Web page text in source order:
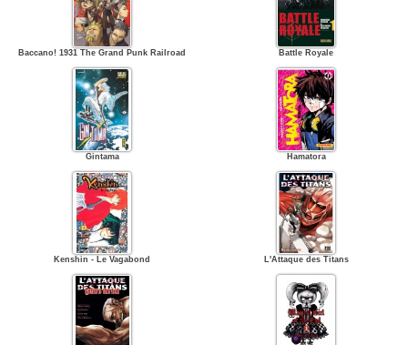
Baccano! 1931 The Grand Punk Railroad Battle Royale
Gintama Hamatora
Kenshin - Le Vagabond L'Attaque des Titans